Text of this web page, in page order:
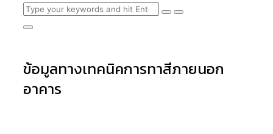
ข้อมูลทางเทคนิคการทาสีภายนอก
อาคาร